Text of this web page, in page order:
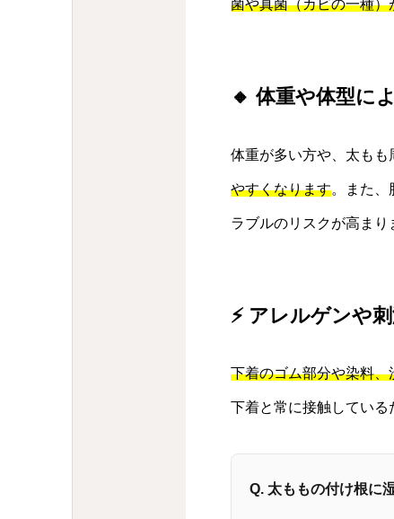
菌や真菌（カビの一種）
🔸 体重や体型に
体重が多い方や、太もも
やすくなります。また、
ラブルのリスクが高まり
⚡ アレルゲンや
下着のゴム部分や染料、
下着と常に接触している
Q. 太ももの付け根に